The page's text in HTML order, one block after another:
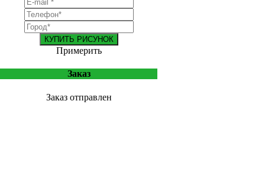
КУПИТЬ РИСУНОК
Примерить
Заказ
Заказ отправлен